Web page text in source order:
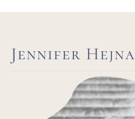
Jennifer Hejna